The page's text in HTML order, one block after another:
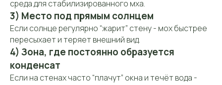
среда для стабилизированного мха.
3) Место под прямым солнцем
Если солнце регулярно “жарит” стену - мох быстрее
пересыхает и теряет внешний вид.
4) Зона, где постоянно образуется
конденсат
Если на стенах часто “плачут” окна и течёт вода -